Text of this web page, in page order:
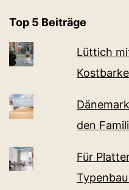
Top 5 Beiträge
Lüttich
den
Für